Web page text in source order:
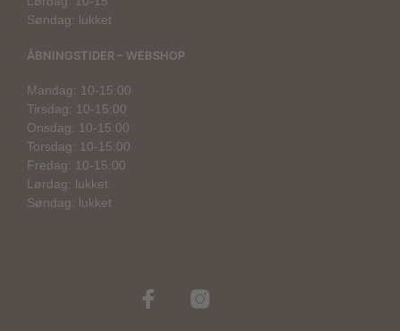
Søndag: lukket
ÅBNINGSTIDER – WEBSHOP
Mandag: 10-15:00
Tirsdag: 10-15:00
Onsdag: 10-15:00
Torsdag: 10-15:00
Fredag: 10-15:00
Lørdag: lukket
Søndag: lukket